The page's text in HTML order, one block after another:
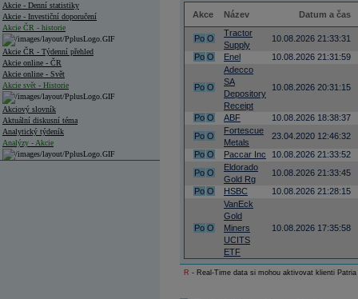
Akcie - Denní statistiky
Akcie - Investiční doporučení
Akcie ČR - historie
Akcie ČR - Týdenní přehled
Akcie online - ČR
Akcie online - Svět
Akcie svět - Historie
Akciový slovník
Aktuální diskusní téma
Analytický týdeník
Analýzy - Akcie
Akce Název Datum a čas
Po O
Tractor
Supply
10.08.2026 21:33:31
Po O Enel 10.08.2026 21:31:59
Po O
Adecco
SA
Depository
Receipt
10.08.2026 20:31:15
Po O ABF
10.08.2026 18:38:37
Po O
Fortescue
Metals
23.04.2020 12:46:32
Po O Paccar Inc
10.08.2026 21:33:52
Po O
Eldorado
Gold Rg
10.08.2026 21:33:45
Po O HSBC 10.08.2026 21:28:15
Po O
VanEck
Gold
Miners
UCITS
ETF
10.08.2026 17:35:58
R - Real-Time data si mohou aktivovat klienti